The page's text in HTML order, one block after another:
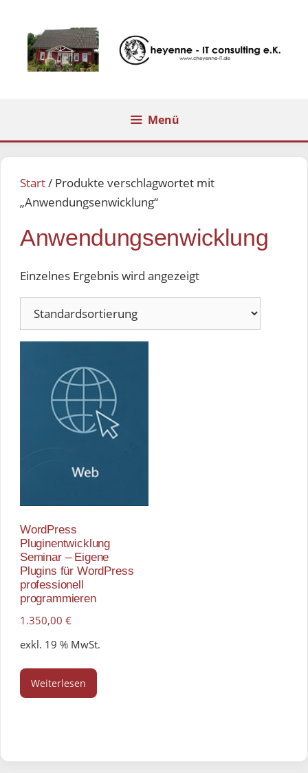
springen
Menü
Start/ Produkte verschlagwortet mit
„Anwendungsenwicklung“
Anwendungsenwicklung
Einzelnes Ergebnis wird angezeigt
WordPress
Pluginentwicklung
Seminar – Eigene
Plugins für WordPress
professionell
programmieren
1.350,00 €
exkl. 19 % MwSt.
Weiterlesen